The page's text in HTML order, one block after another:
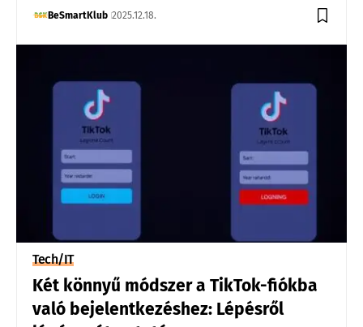
BeSmartKlub 2025.12.18.
Tech/IT
Két könnyű módszer a TikTok-fiókba
való bejelentkezéshez: Lépésről